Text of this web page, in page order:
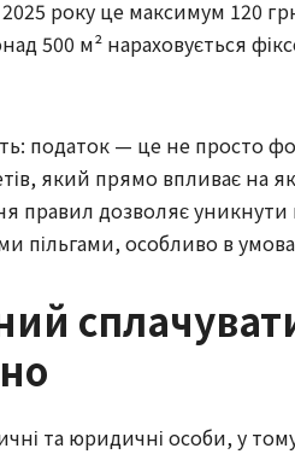
року це максимум 120
500 м² нараховується
податок — це не просто
який прямо впливає на
правил дозволяє
пільгами, особливо в
та юридичні особи, у